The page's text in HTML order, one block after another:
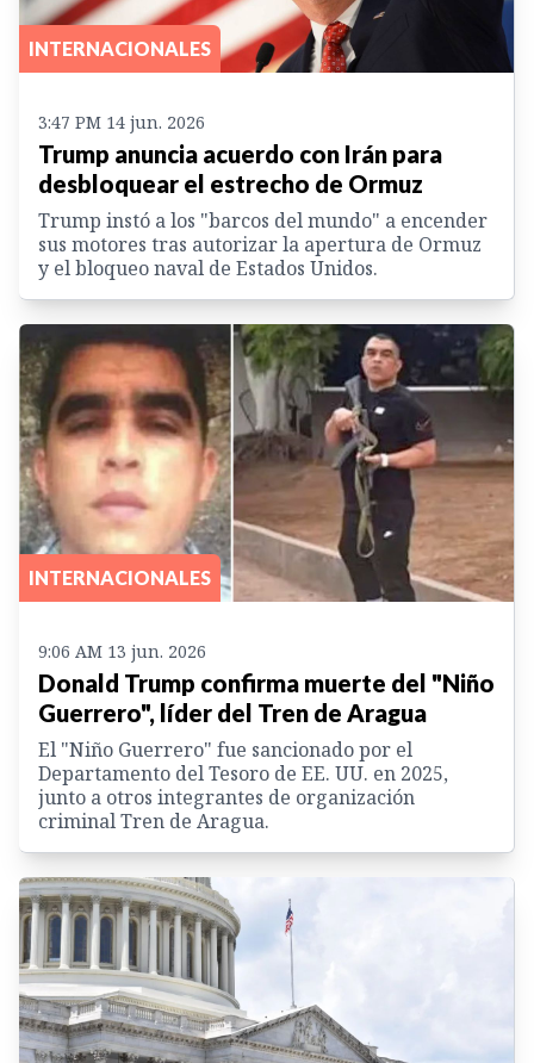
INTERNACIONALES
3:47 PM 14 jun. 2026
Trump anuncia acuerdo con Irán para
desbloquear el estrecho de Ormuz
Trump instó a los "barcos del mundo" a encender
sus motores tras autorizar la apertura de Ormuz
y el bloqueo naval de Estados Unidos.
INTERNACIONALES
9:06 AM 13 jun. 2026
Donald Trump confirma muerte del "Niño
Guerrero", líder del Tren de Aragua
El "Niño Guerrero" fue sancionado por el
Departamento del Tesoro de EE. UU. en 2025,
junto a otros integrantes de organización
criminal Tren de Aragua.